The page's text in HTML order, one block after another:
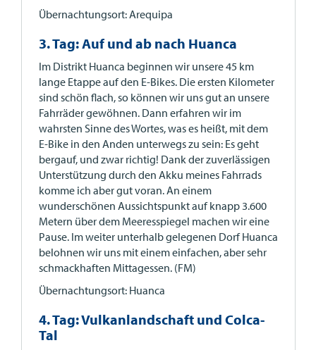
Übernachtungsort: Arequipa
3. Tag: Auf und ab nach Huanca
Im Distrikt Huanca beginnen wir unsere 45 km
lange Etappe auf den E-Bikes. Die ersten Kilometer
sind schön flach, so können wir uns gut an unsere
Fahrräder gewöhnen. Dann erfahren wir im
wahrsten Sinne des Wortes, was es heißt, mit dem
E-Bike in den Anden unterwegs zu sein: Es geht
bergauf, und zwar richtig! Dank der zuverlässigen
Unterstützung durch den Akku meines Fahrrads
komme ich aber gut voran. An einem
wunderschönen Aussichtspunkt auf knapp 3.600
Metern über dem Meeresspiegel machen wir eine
Pause. Im weiter unterhalb gelegenen Dorf Huanca
belohnen wir uns mit einem einfachen, aber sehr
schmackhaften Mittagessen. (FM)
Übernachtungsort: Huanca
4. Tag: Vulkanlandschaft und Colca-
Tal